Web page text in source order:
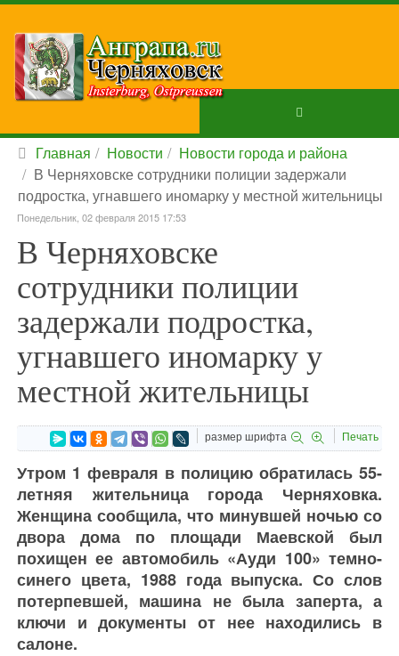
Главная Новости
Новости города и района
В Черняховске сотрудники полиции задержали
подростка, угнавшего иномарку у местной жительницы
Понедельник, 02 февраля 2015 17:53
В Черняховске
сотрудники полиции
задержали подростка,
угнавшего иномарку у
местной жительницы
размер шрифта Печать
Утром 1 февраля в полицию обратилась 55-
летняя жительница города Черняховка.
Женщина сообщила, что минувшей ночью со
двора дома по площади Маевской был
похищен ее автомобиль «Ауди 100» темно-
синего цвета, 1988 года выпуска. Со слов
потерпевшей, машина не была заперта, а
ключи и документы от нее находились в
салоне.